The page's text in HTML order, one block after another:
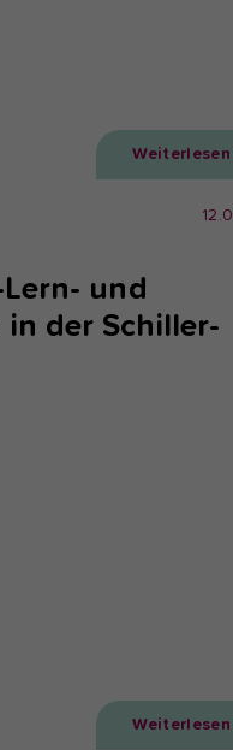
Weiterlesen
und
der Schiller-
Weiterlesen